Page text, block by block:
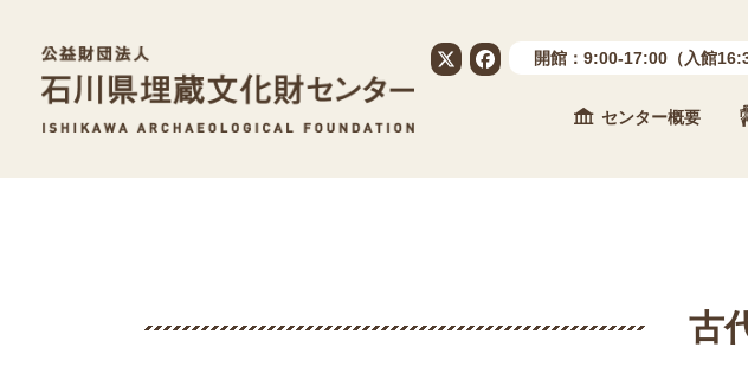
公益財団法人 石川県埋蔵文化財センタ
開館：9:00-17:00（入館
センター概要
古